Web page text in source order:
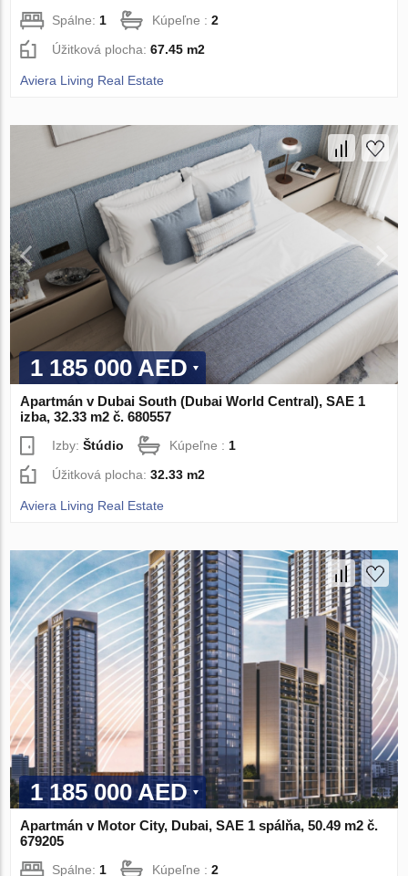
Spálne: 1 Kúpeľne :2
Úžitková plocha:67.45 m2
Aviera Living Real Estate
1 185 000 AED
Apartmán v Dubai South (Dubai World Central), SAE 1
izba, 32.33 m2 č. 680557
Izby:Štúdio Kúpeľne : 1
Úžitková plocha:32.33 m2
Aviera Living Real Estate
1 185 000 AED
Apartmán v Motor City, Dubai, SAE 1 spálňa, 50.49 m2 č.
679205
Spálne:1 Kúpeľne :2